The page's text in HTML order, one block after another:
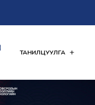
ТАНИЛЦУУЛГА